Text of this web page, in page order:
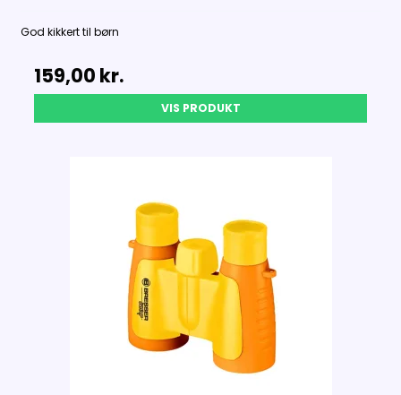
God kikkert til børn
159,00 kr.
VIS PRODUKT